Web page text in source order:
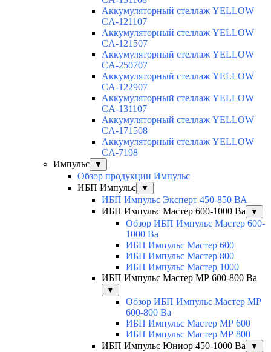
Аккумуляторный стеллаж YELLOW
CA-121107
Аккумуляторный стеллаж YELLOW
CA-121507
Аккумуляторный стеллаж YELLOW
CA-250707
Аккумуляторный стеллаж YELLOW
CA-122907
Аккумуляторный стеллаж YELLOW
CA-131107
Аккумуляторный стеллаж YELLOW
CA-171508
Аккумуляторный стеллаж YELLOW
CA-7198
Импульс
▼
Обзор продукции Импульс
ИБП Импульс
▼
ИБП Импульс Эксперт 450-850 ВА
ИБП Импульс Мастер 600-1000 Ва
▼
Обзор ИБП Импульс Мастер 600-
1000 Ва
ИБП Импульс Мастер 600
ИБП Импульс Мастер 800
ИБП Импульс Мастер 1000
ИБП Импульс Мастер МР 600-800 Ва
▼
Обзор ИБП Импульс Мастер МР
600-800 Ва
ИБП Импульс Мастер МР 600
ИБП Импульс Мастер МР 800
ИБП Импульс Юниор 450-1000 Ва
▼